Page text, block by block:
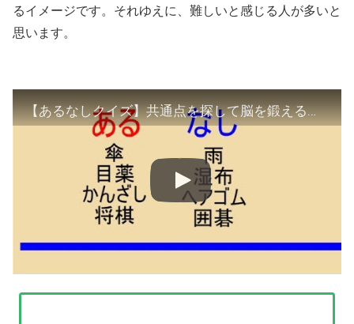
るイメージです。それゆえに、難しいと感じる人が多いと
思います。
【あるなしクイズ】共通点を探して脳を鍛える！【難問】